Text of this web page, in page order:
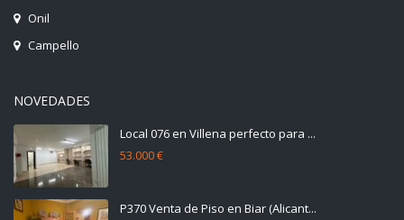
Onil
Campello
NOVEDADES
Local 076 en Villena perfecto para ...
53.000 €
P370 Venta de Piso en Biar (Alicant...